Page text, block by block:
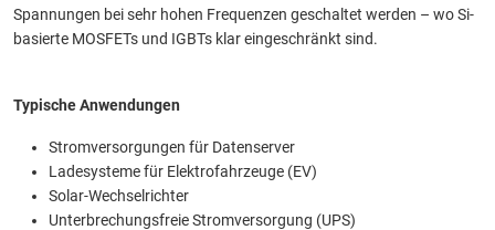
Spannungen bei sehr hohen Frequenzen geschaltet werden – wo Si-
basierte MOSFETs und IGBTs klar eingeschränkt sind.
Typische Anwendungen
Stromversorgungen für Datenserver
Ladesysteme für Elektrofahrzeuge (EV)
Solar-Wechselrichter
Unterbrechungsfreie Stromversorgung (UPS)